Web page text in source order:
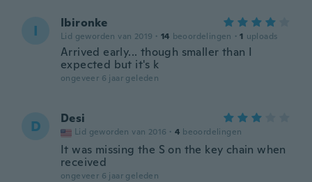
I Ibironke
Lid geworden van 2019 · 14 beoordelingen · 1 uploads
Arrived early... though smaller than I
expected but it's k
ongeveer 6 jaar geleden
D Desi
Lid geworden van 2016 · 4 beoordelingen
It was missing the S on the key chain when
received
ongeveer 6 jaar geleden